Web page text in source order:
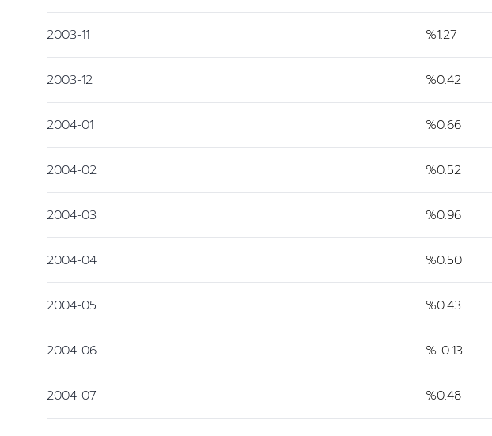
2003-11 %1.27
2003-12 %0.42
2004-01 %0.66
2004-02 %0.52
2004-03 %0.96
2004-04 %0.50
2004-05 %0.43
2004-06 %-0.13
2004-07 %0.48